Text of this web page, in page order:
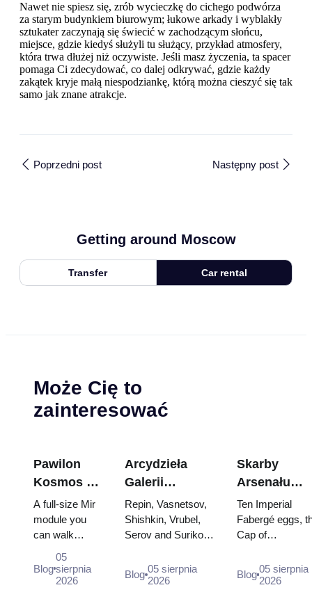
Nawet nie spiesz się, zrób wycieczkę do cichego podwórza
za starym budynkiem biurowym; łukowe arkady i wyblakły
sztukater zaczynają się świecić w zachodzącym słońcu,
miejsce, gdzie kiedyś służyli tu służący, przykład atmosfery,
która trwa dłużej niż oczywiste. Jeśli masz życzenia, ta spacer
pomaga Ci zdecydować, co dalej odkrywać, gdzie każdy
zakątek kryje małą niespodziankę, którą można cieszyć się tak
samo jak znane atrakcje.
Poprzedni post Następny post
Getting around Moscow
Transfer Car rental
Może Cię to
zainteresować
Pawilon
Kosmos na
WDNCh:
Wewnątrz
największej
rosyjskiej
wystawy
A full-size Mir
module you
can walk
Energia–Buran
model,
Blog
05
sierpnia
2026
Arcydzieła
Galerii
Tretiakowskiej:
Obrazy, dla
których warto
wizytę
Repin, Vasnetsov,
Shishkin, Vrubel,
Serov and Surikov
stop people, where
they hang, and why
Blog 05 sierpnia
2026
Skarby
Arsenału
Kremla:
Fabergé,
trony i szaty
Ten Imperial
Fabergé eggs,
Cap of
double throne of
two boy tsars
Blog05 sierpnia
2026